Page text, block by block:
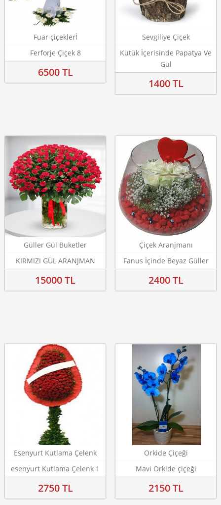
Fuar çiçeklerİ
Ferforje Çiçek 8
6500 TL
Sevgiliye Çiçek
Kütük İçerisinde Papatya Ve
Gül
1400 TL
Güller Gül Buketler
KIRMIZI GÜL ARANJMAN
15000 TL
Çiçek Aranjmanı
Fanus İçinde Beyaz Güller
2400 TL
Esenyurt Kutlama Çelenk
esenyurt Kutlama Çelenk 1
2750 TL
Orkide Çiçeği
Mavi Orkide çiçeği
2150 TL